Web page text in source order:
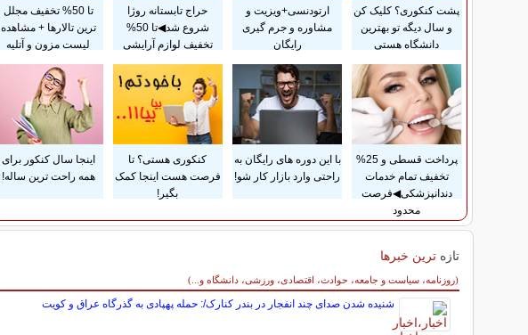
پشت کنکوری؟ کلیک کن
و سال دیگه تو بهترین
دانشگاه هستی
ارتودنسی+ویزیت و
مشاوره و جرم گیری
رایگان
حراج تابستانه روژا
شروع شد◀تا 50%
تخفیف لوازم آرایشی
تا 50% تخفیف مجلل
ترین تالارها + مشاهده
لیست مزون و آتلیه
پرداخت قسطی و 25%
تخفیف تمام خدمات
دندانپزشکی◀فرصت
محدود
با این دوره های رایگان به
راحتی وارد بازار کار شو!
کنکوری هستی؟ تا
فرصت هست اینجا کمک
بگیر!
اینجا سال کنکور برای
همه راحت ترین ساله!
تازه ترین خبرها
(روزنامه، سیاست و جامعه، حوادث، اقتصادی، ورزشی، دانشگاه و...)
سایر خبرهای داغ
شنیده شدن صدای چند انفجار در بندر کنارک/: حمله پهپادی به گذرگاه عراق و کویت